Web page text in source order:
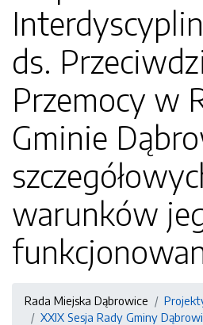
ds.
Przemocy w
Gminie
warunków
Rada Miejska Dąbrowice
XXIX Sesja Rady Gminy